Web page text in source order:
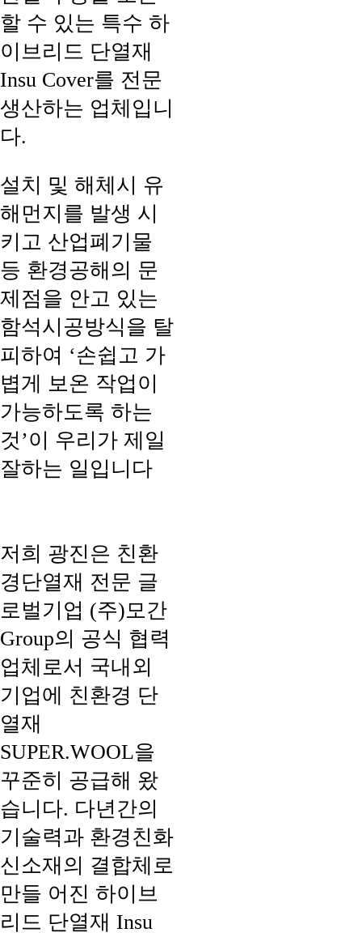
할 수 있는 특수 하
이브리드 단열재
Insu Cover를 전문
생산하는 업체입니
다.
설치 및 해체시 유
해먼지를 발생 시
키고 산업폐기물
등 환경공해의 문
제점을 안고 있는
함석시공방식을 탈
피하여 ‘손쉽고 가
볍게 보온 작업이
가능하도록 하는
것’이 우리가 제일
잘하는 일입니다
저희 광진은 친환
경단열재 전문 글
로벌기업 (주)모간
Group의 공식 협력
업체로서 국내외
기업에 친환경 단
열재
SUPER.WOOL을
꾸준히 공급해 왔
습니다. 다년간의
기술력과 환경친화
신소재의 결합체로
만들 어진 하이브
리드 단열재 Insu